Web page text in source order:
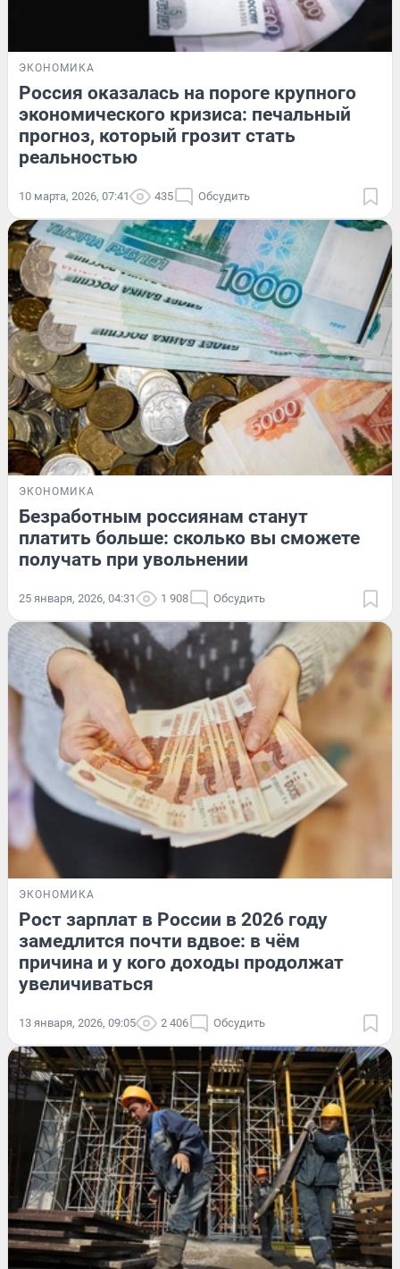
ЭКОНОМИКА
Россия оказалась на пороге крупного
экономического кризиса: печальный
прогноз, который грозит стать
реальностью
10 марта, 2026, 07:41 435 Обсудить
ЭКОНОМИКА
Безработным россиянам станут
платить больше: сколько вы сможете
получать при увольнении
25 января, 2026, 04:31 1 908 Обсудить
ЭКОНОМИКА
Рост зарплат в России в 2026 году
замедлится почти вдвое: в чём
причина и у кого доходы продолжат
увеличиваться
13 января, 2026, 09:05 2 406 Обсудить